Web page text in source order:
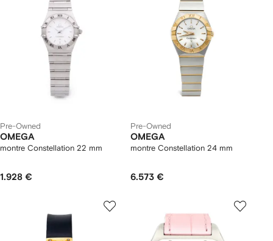
Pre-Owned
OMEGA
montre Constellation 22 mm
1.928 €
Pre-Owned
OMEGA
montre Constellation 24 mm
6.573 €